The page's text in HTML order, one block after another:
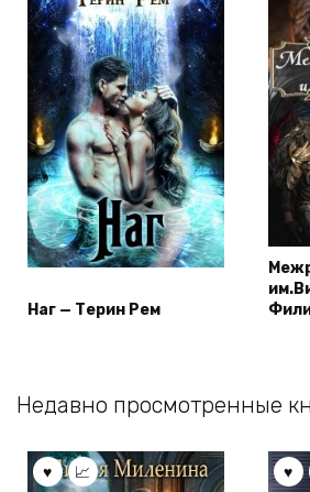
Наг — Терин Рем
Недавно просмотренные